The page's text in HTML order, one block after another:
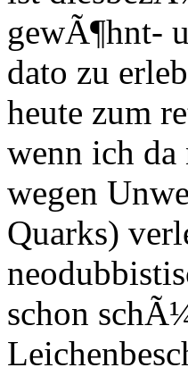
gewÃ¶hnt-
dato zu
heute zum
wenn ich da
wegen
Quarks)
schon